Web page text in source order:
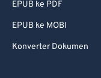
EPUB ke PDF
EPUB ke MOBI
Konverter Dokumen